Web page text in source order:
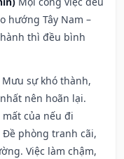
hướng Tây Nam –
thì đều bình
Mưu sự khó thành,
nên hoãn lại.
của nếu đi
phòng tranh cãi,
Việc làm chậm,